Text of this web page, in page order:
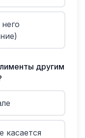
другим
касается